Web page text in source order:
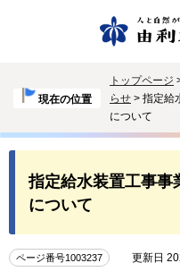
現在の位置
トップページ
らせ > 指定給
について
指定給水装置工事事
について
ページ番号1003237 更新日